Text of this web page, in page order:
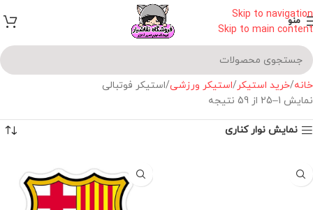
Skip to navigation
Skip to main content
منو
خانه خرید استیکر استیکر ورزشی استیکر فوتبالی
نمایش 1–25 از 59 نتیجه
نمایش نوار کناری